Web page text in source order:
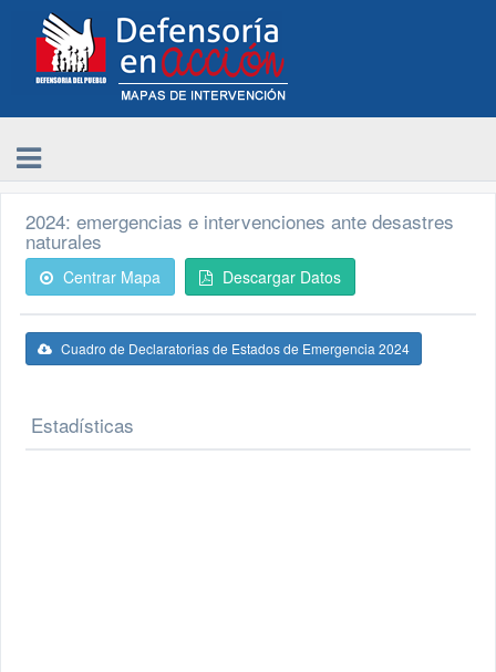
2024: emergencias e intervenciones ante desastres
naturales
Centrar Mapa Descargar Datos
Cuadro de Declaratorias de Estados de Emergencia 2024
Estadísticas